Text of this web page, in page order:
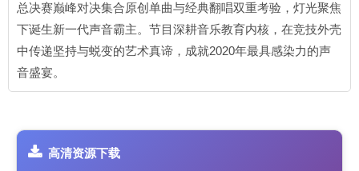
总决赛巅峰对决集合原创单曲与经典翻唱双重考验，灯光聚焦
下诞生新一代声音霸主。节目深耕音乐教育内核，在竞技外壳
中传递坚持与蜕变的艺术真谛，成就2020年最具感染力的声
音盛宴。
高清资源下载